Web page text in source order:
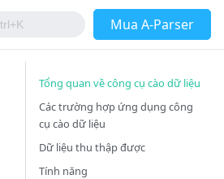
Mua A-Parser
Tổng quan về công cụ cào dữ liệu
Các trường hợp ứng dụng công
cụ cào dữ liệu
Dữ liệu thu thập được
Tính năng